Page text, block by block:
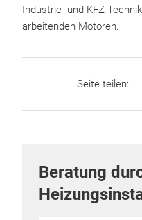
Industrie- und KFZ-
arbeitenden Motoren.
Seite teilen:
Beratung